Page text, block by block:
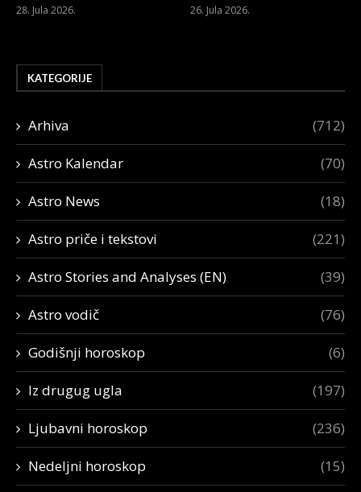
28. Jula 2026.
26. Jula 2026.
KATEGORIJE
Arhiva (712)
Astro Kalendar (70)
Astro News (18)
Astro priče i tekstovi (221)
Astro Stories and Analyses (EN) (39)
Astro vodič (76)
Godišnji horoskop (6)
Iz drugug ugla (197)
Ljubavni horoskop (236)
Nedeljni horoskop (15)